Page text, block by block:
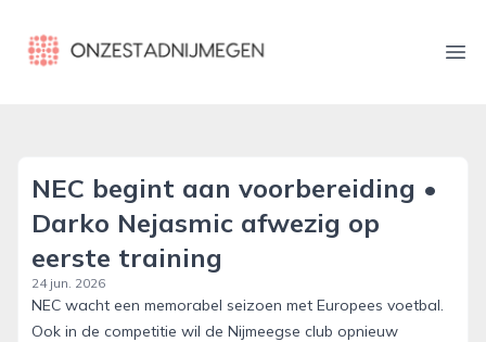
onzestadnijmegen.nl
NEC begint aan voorbereiding •
Darko Nejasmic afwezig op
eerste training
24 jun. 2026
NEC wacht een memorabel seizoen met Europees voetbal.
Ook in de competitie wil de Nijmeegse club opnieuw